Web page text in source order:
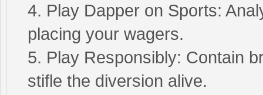
4. Play Dapper on Sports:
placing your wagers.
5. Play Responsibly: Contain
stifle the diversion alive.